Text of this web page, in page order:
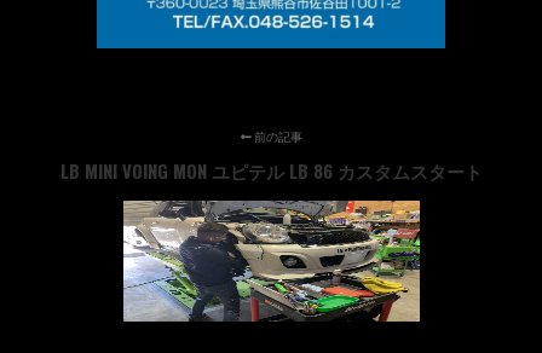
前の記事
LB MINI VOING MON ユピテル LB 86 カスタムスタート